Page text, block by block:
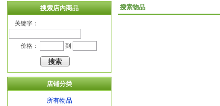
搜索店内商品
关键字：
价格： 到
店铺分类
所有物品
搜索物品